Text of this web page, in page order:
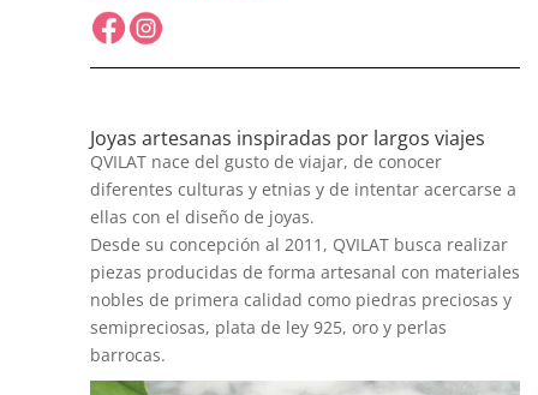
Joyas artesanas inspiradas por largos viajes
QVILAT nace del gusto de viajar, de conocer
diferentes culturas y etnias y de intentar acercarse a
ellas con el diseño de joyas.
Desde su concepción al 2011, QVILAT busca realizar
piezas producidas de forma artesanal con materiales
nobles de primera calidad como piedras preciosas y
semipreciosas, plata de ley 925, oro y perlas
barrocas.